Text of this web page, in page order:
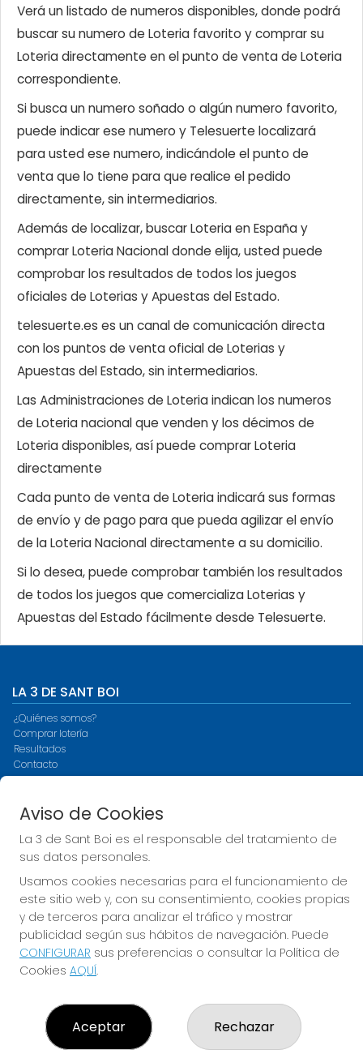
Verá un listado de numeros disponibles, donde podrá
buscar su numero de Loteria favorito y comprar su
Loteria directamente en el punto de venta de Loteria
correspondiente.
Si busca un numero soñado o algún numero favorito,
puede indicar ese numero y Telesuerte localizará
para usted ese numero, indicándole el punto de
venta que lo tiene para que realice el pedido
directamente, sin intermediarios.
Además de localizar, buscar Loteria en España y
comprar Loteria Nacional donde elija, usted puede
comprobar los resultados de todos los juegos
oficiales de Loterias y Apuestas del Estado.
telesuerte.es es un canal de comunicación directa
con los puntos de venta oficial de Loterias y
Apuestas del Estado, sin intermediarios.
Las Administraciones de Loteria indican los numeros
de Loteria nacional que venden y los décimos de
Loteria disponibles, así puede comprar Loteria
directamente
Cada punto de venta de Loteria indicará sus formas
de envío y de pago para que pueda agilizar el envío
de la Loteria Nacional directamente a su domicilio.
Si lo desea, puede comprobar también los resultados
de todos los juegos que comercializa Loterias y
Apuestas del Estado fácilmente desde Telesuerte.
LA 3 DE SANT BOI
¿Quiénes somos?
Comprar lotería
Resultados
Contacto
Empresas
Peñas
Registro
CONTACTO
ADMINISTRACION DE LOTERIAS Nº3-SANT BOI DE
LLOBREGAT - Receptor Oficial 15930
936614056
info@loteriasdesantboi.com
AVENIDA ONZE DE SETEMBRE, 49
(Barcelona) España
Aviso de Cookies
La 3 de Sant Boi es el responsable del tratamiento de
sus datos personales.
Usamos cookies necesarias para el funcionamiento de
este sitio web y, con su consentimiento, cookies propias
y de terceros para analizar el tráfico y mostrar
publicidad según sus hábitos de navegación. Puede
CONFIGURAR sus preferencias o consultar la Política de
Cookies AQUÍ.
Aceptar Rechazar